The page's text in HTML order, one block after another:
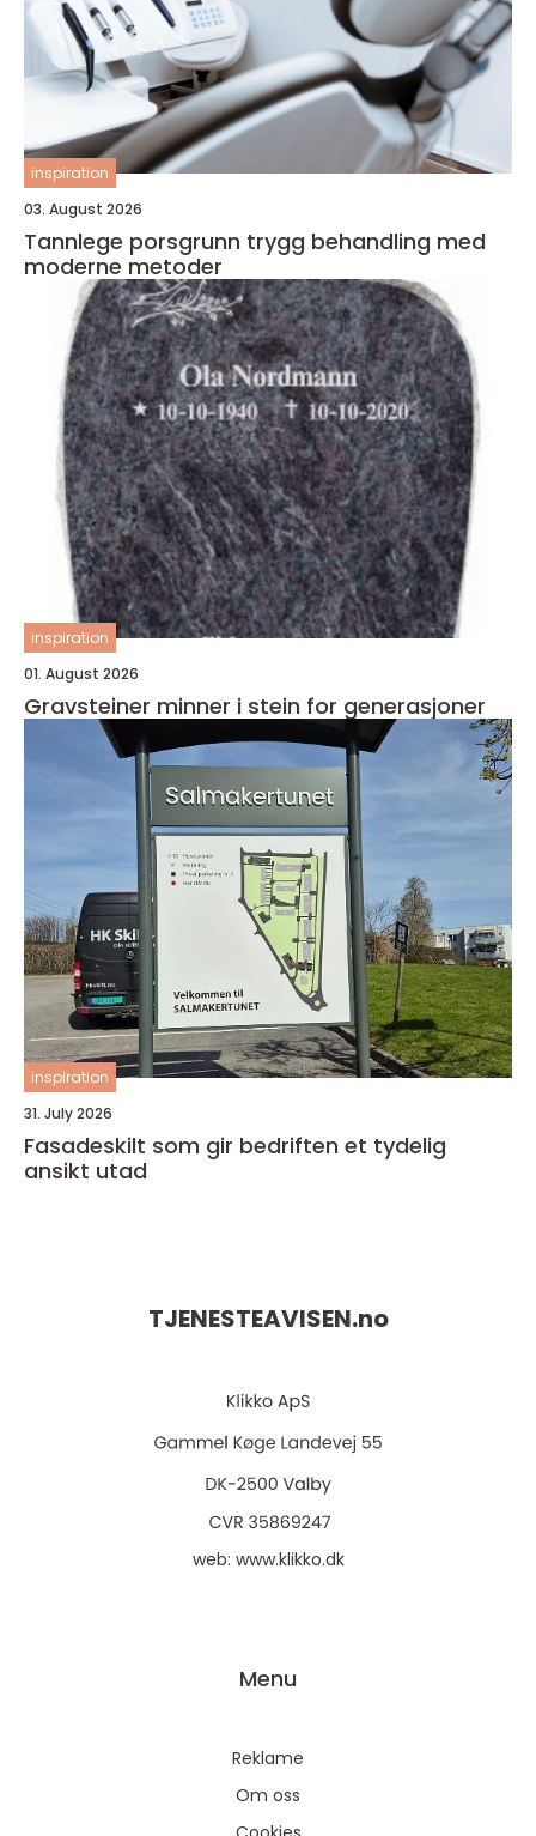
inspiration
03. August 2026
Tannlege porsgrunn trygg behandling med
moderne metoder
inspiration
01. August 2026
Gravsteiner minner i stein for generasjoner
inspiration
31. July 2026
Fasadeskilt som gir bedriften et tydelig
ansikt utad
TJENESTEAVISEN.no
web: www.klikko.dk
Menu
Reklame
Om oss